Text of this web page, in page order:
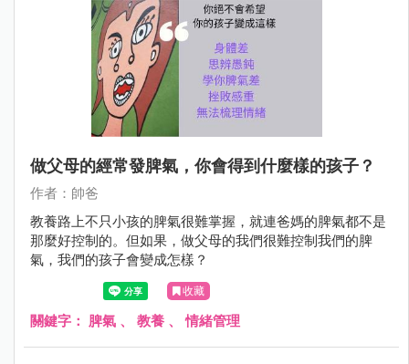
做父母的經常發脾氣，你會得到什麼樣的孩子？
作者：帥爸
教養路上不只小孩的脾氣很難掌握，就連爸媽的脾氣都不是
那麼好控制的。但如果，做父母的我們很難控制我們的脾
氣，我們的孩子會變成怎樣？
收藏
關鍵字： 脾氣 、 教養 、情緒管理